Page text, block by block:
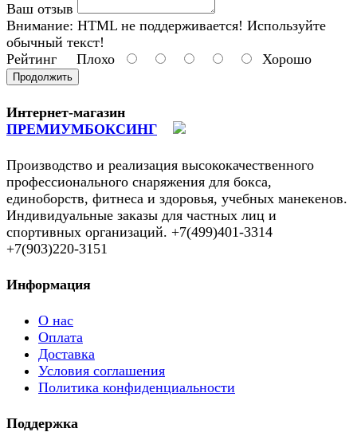
Ваш отзыв
Внимание: HTML не поддерживается! Используйте
обычный текст!
Рейтинг Плохо Хорошо
Продолжить
Интернет-магазин
ПРЕМИУМБОКСИНГ
Производство и реализация высококачественного
профессионального снаряжения для бокса,
единоборств, фитнеса и здоровья, учебных манекенов.
Индивидуальные заказы для частных лиц и
спортивных организаций. +7(499)401-3314
+7(903)220-3151
Информация
О нас
Оплата
Доставка
Условия соглашения
Политика конфиденциальности
Поддержка